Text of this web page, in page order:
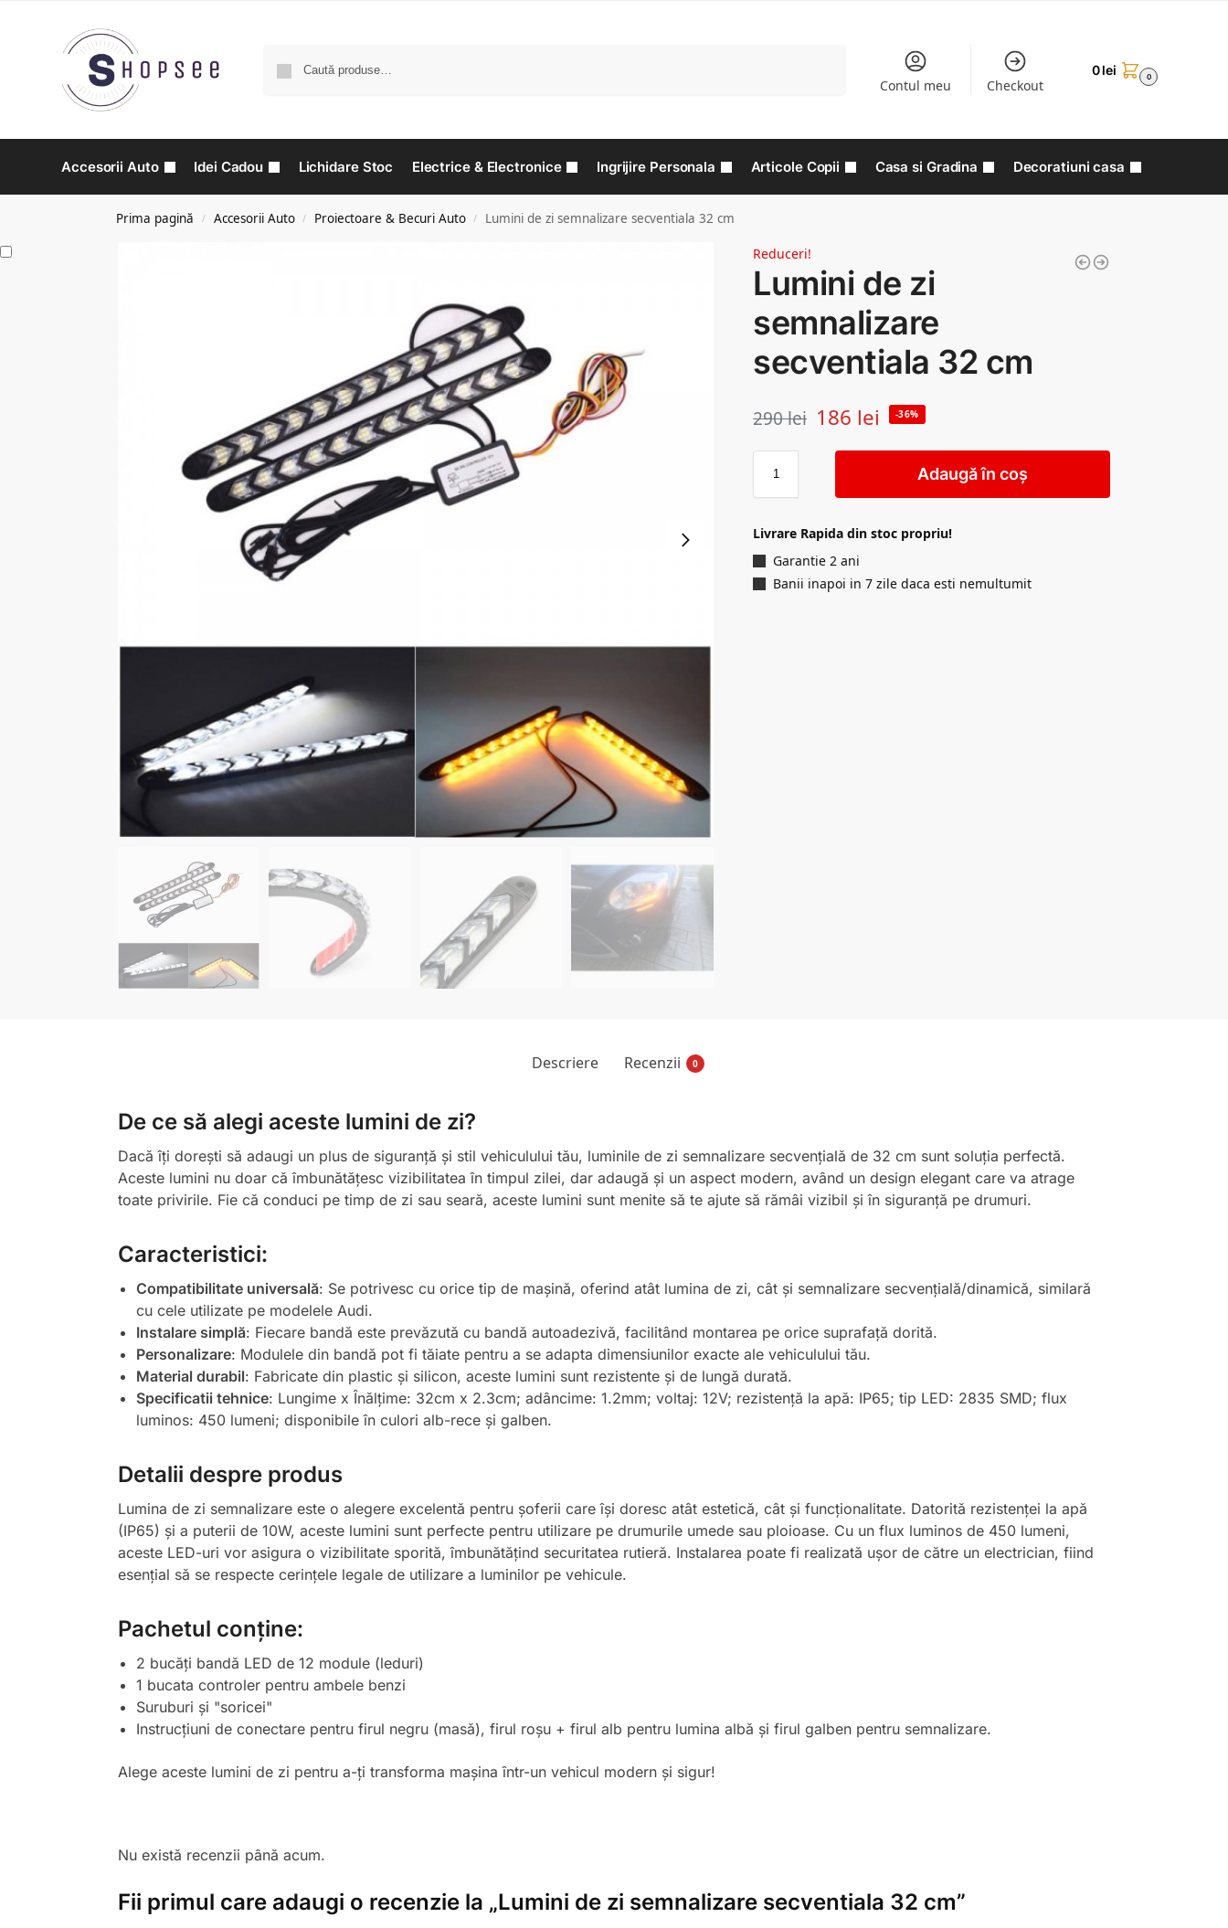
Contul meu Checkout
0lei 0
Accesorii Auto Idei Cadou Lichidare Stoc Electrice & Electronice Ingrijire Personala Articole Copii Casa si Gradina Decoratiuni casa
Prima pagină / Accesorii Auto / Proiectoare & Becuri Auto / Lumini de zi semnalizare secventiala 32 cm
Reduceri!
Lumini de zi
semnalizare
secventiala 32 cm
290lei 186 lei -36%
Adaugă în coș
Livrare Rapida din stoc propriu!
Garantie 2 ani
Banii inapoi in 7 zile daca esti nemultumit
Descriere Recenzii 0
De ce să alegi aceste lumini de zi?
Dacă îți dorești să adaugi un plus de siguranță și stil vehiculului tău, luminile de zi semnalizare secvențială de 32 cm sunt soluția perfectă.
Aceste lumini nu doar că îmbunătățesc vizibilitatea în timpul zilei, dar adaugă și un aspect modern, având un design elegant care va atrage
toate privirile. Fie că conduci pe timp de zi sau seară, aceste lumini sunt menite să te ajute să rămâi vizibil și în siguranță pe drumuri.
Caracteristici:
Compatibilitate universală: Se potrivesc cu orice tip de mașină, oferind atât lumina de zi, cât și semnalizare secvențială/dinamică, similară
cu cele utilizate pe modelele Audi.
Instalare simplă: Fiecare bandă este prevăzută cu bandă autoadezivă, facilitând montarea pe orice suprafață dorită.
Personalizare: Modulele din bandă pot fi tăiate pentru a se adapta dimensiunilor exacte ale vehiculului tău.
Material durabil: Fabricate din plastic și silicon, aceste lumini sunt rezistente și de lungă durată.
Specificatii tehnice: Lungime x Înălțime: 32cm x 2.3cm; adâncime: 1.2mm; voltaj: 12V; rezistență la apă: IP65; tip LED: 2835 SMD; flux
luminos: 450 lumeni; disponibile în culori alb-rece și galben.
Detalii despre produs
Lumina de zi semnalizare este o alegere excelentă pentru șoferii care își doresc atât estetică, cât și funcționalitate. Datorită rezistenței la apă
(IP65) și a puterii de 10W, aceste lumini sunt perfecte pentru utilizare pe drumurile umede sau ploioase. Cu un flux luminos de 450 lumeni,
aceste LED-uri vor asigura o vizibilitate sporită, îmbunătățind securitatea rutieră. Instalarea poate fi realizată ușor de către un electrician, fiind
esențial să se respecte cerințele legale de utilizare a luminilor pe vehicule.
Pachetul conține:
2 bucăți bandă LED de 12 module (leduri)
1 bucata controler pentru ambele benzi
Suruburi și "soricei"
Instrucțiuni de conectare pentru firul negru (masă), firul roșu + firul alb pentru lumina albă și firul galben pentru semnalizare.
Alege aceste lumini de zi pentru a-ți transforma mașina într-un vehicul modern și sigur!
Nu există recenzii până acum.
Fii primul care adaugi o recenzie la „Lumini de zi semnalizare secventiala 32 cm”